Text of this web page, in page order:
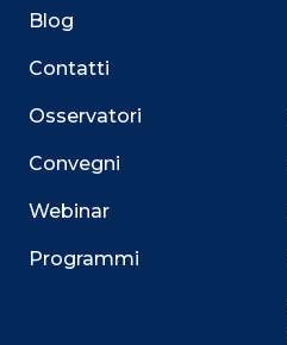
Blog
Contatti
Osservatori
Convegni
Webinar
Programmi